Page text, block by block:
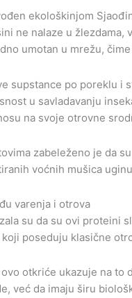
ekološkinjom
ne nalaze u
umotan u mrežu,
supstance po poreklu i
u savladavanju
na svoje otrovne
zabeleženo je da
voćnih mušica
varenja i otrova
su da su ovi proteini
poseduju klasične
otkriće ukazuje na to
već da imaju širu